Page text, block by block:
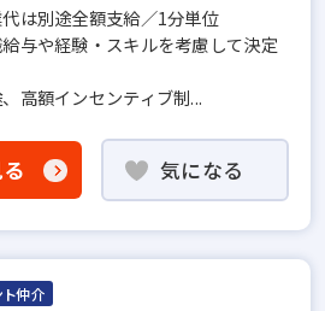
は別途全額支給／1分単位
与や経験・スキルを考慮して決定
高額インセンティブ制...
気になる
ト仲介